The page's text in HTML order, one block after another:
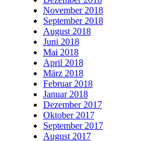
November 2018
September 2018
August 2018
Juni 2018
Mai 2018
April 2018
März 2018
Februar 2018
Januar 2018
Dezember 2017
Oktober 2017
September 2017
August 2017